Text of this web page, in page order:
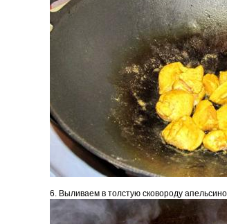
6. Выливаем в толстую сковороду